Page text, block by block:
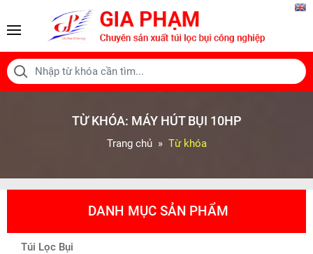
TỪ KHÓA: MÁY HÚT BỤI 10HP
Trang chủ Từ khóa
DANH MỤC SẢN PHẨM
Túi Lọc Bụi